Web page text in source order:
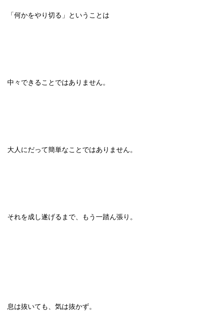
「何かをやり切る」ということは
中々できることではありません。
大人にだって簡単なことではありません。
それを成し遂げるまで、もう一踏ん張り。
息は抜いても、気は抜かず。